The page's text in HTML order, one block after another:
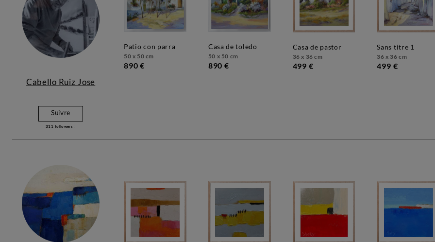
Cabello Ruiz Jose
Suivre
311 followers !
patio con parra
50 x 50 cm
890 €
casa de toledo
50 x 50 cm
890 €
casa de pastor
36 x 36 cm
499 €
sans titre 1
36 x 36 cm
499 €